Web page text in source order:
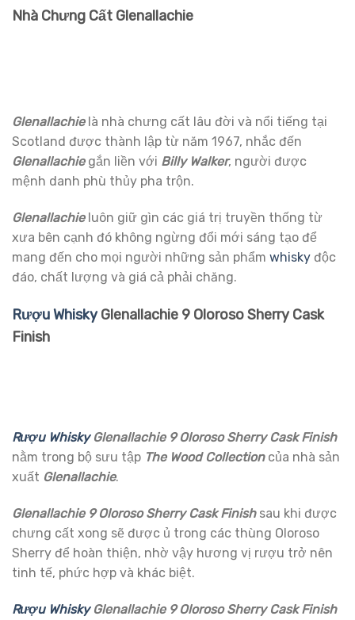
Nhà Chưng Cất Glenallachie
Glenallachielà nhà chưng cất lâu đời và nổi tiếng tại
Scotland được thành lập từ năm 1967, nhắc đến
Glenallachiegắn liền với Billy Walker, người được
mệnh danh phù thủy pha trộn.
Glenallachieluôn giữ gìn các giá trị truyền thống từ
xưa bên cạnh đó không ngừng đổi mới sáng tạo để
mang đến cho mọi người những sản phẩm whisky độc
đáo, chất lượng và giá cả phải chăng.
Rượu Whisky Glenallachie 9 Oloroso Sherry Cask
Finish
Rượu WhiskyGlenallachie 9 Oloroso Sherry Cask Finish
nằm trong bộ sưu tập The Wood Collectioncủa nhà sản
xuất Glenallachie.
Glenallachie 9 Oloroso Sherry Cask Finishsau khi được
chưng cất xong sẽ được ủ trong các thùng Oloroso
Sherry để hoàn thiện, nhờ vậy hương vị rượu trở nên
tinh tế, phức hợp và khác biệt.
Rượu WhiskyGlenallachie 9 Oloroso Sherry Cask Finish